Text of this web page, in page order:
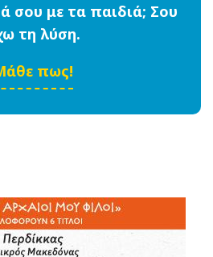
σου με τα παιδιά; Σου
τη λύση.
πως!